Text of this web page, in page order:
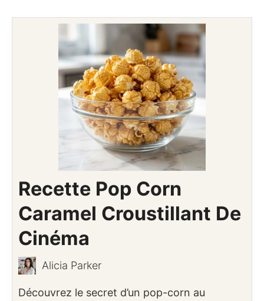
Recette Pop Corn
Caramel Croustillant De
Cinéma
Alicia Parker
Découvrez le secret d’un pop-corn au